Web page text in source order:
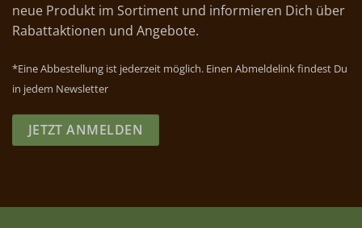
neue Produkt im Sortiment und informieren Dich über
Rabattaktionen und Angebote.
*Eine Abbestellung ist jederzeit möglich. Einen Abmeldelink findest Du
in jedem Newsletter
JETZT ANMELDEN